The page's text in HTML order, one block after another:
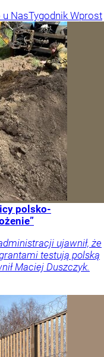
u NasTygodnik Wprost
polsko-
ujawnił, że
testują polską
Maciej Duszczyk.